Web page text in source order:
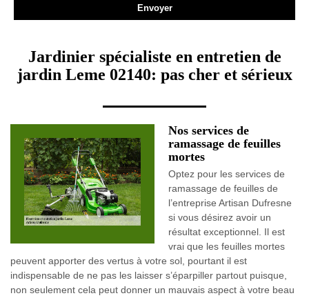
Jardinier spécialiste en entretien de
jardin Leme 02140: pas cher et sérieux
Nos services de
ramassage de feuilles
mortes
Optez pour les services de
ramassage de feuilles de
l’entreprise Artisan Dufresne
si vous désirez avoir un
résultat exceptionnel. Il est
vrai que les feuilles mortes
peuvent apporter des vertus à votre sol, pourtant il est
indispensable de ne pas les laisser s’éparpiller partout puisque,
non seulement cela peut donner un mauvais aspect à votre beau